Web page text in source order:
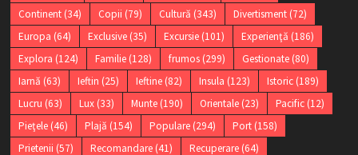
Continent(34) Copii (79) Cultură (343) Divertisment(72)
Europa (64) Exclusive(35) Excursie(101) Experienţă (186)
Explora (124) Familie(128) frumos(299) Gestionate(80)
Iarnă (63) Ieftin (25) Ieftine(82) Insula (123) Istoric(189)
Lucru (63) Lux(33) Munte(190) Orientale(23) Pacific(12)
Pieţele(46) Plajă (154) Populare(294) Port(158)
Prietenii (57) Recomandare(41) Recuperare(64)